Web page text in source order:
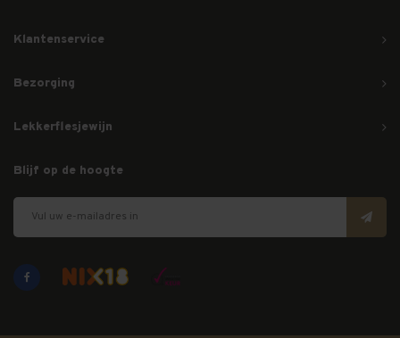
Klantenservice
Bezorging
Lekkerflesjewijn
Blijf op de hoogte